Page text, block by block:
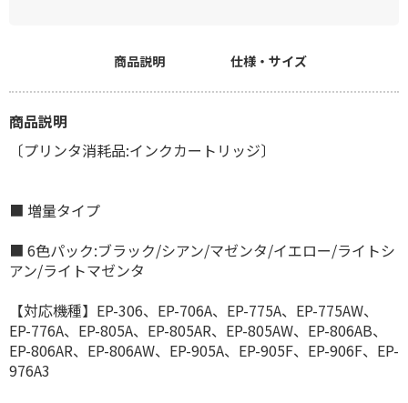
商品説明 仕様・サイズ
商品説明
〔プリンタ消耗品:インクカートリッジ〕
■ 増量タイプ
■ 6色パック:ブラック/シアン/マゼンタ/イエロー/ライトシ
アン/ライトマゼンタ
【対応機種】EP-306、EP-706A、EP-775A、EP-775AW、
EP-776A、EP-805A、EP-805AR、EP-805AW、EP-806AB、
EP-806AR、EP-806AW、EP-905A、EP-905F、EP-906F、EP-
976A3